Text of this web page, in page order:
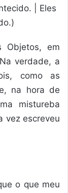
| Eles
Objetos, em
verdade, a
como as
na hora de
mistureba
vez escreveu
o que meu